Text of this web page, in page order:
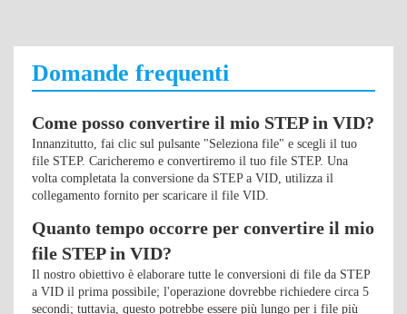
Domande frequenti
Come posso convertire il mio STEP in VID?
Innanzitutto, fai clic sul pulsante "Seleziona file" e scegli il tuo
file STEP. Caricheremo e convertiremo il tuo file STEP. Una
volta completata la conversione da STEP a VID, utilizza il
collegamento fornito per scaricare il file VID.
Quanto tempo occorre per convertire il mio
file STEP in VID?
Il nostro obiettivo è elaborare tutte le conversioni di file da STEP
a VID il prima possibile; l'operazione dovrebbe richiedere circa 5
secondi; tuttavia, questo potrebbe essere più lungo per i file più